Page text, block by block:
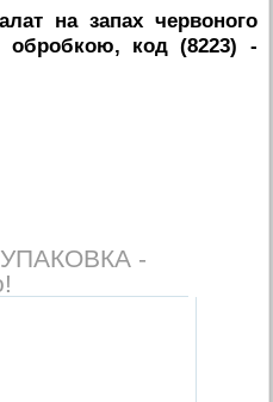
на запах червоного
код (8223) -
-